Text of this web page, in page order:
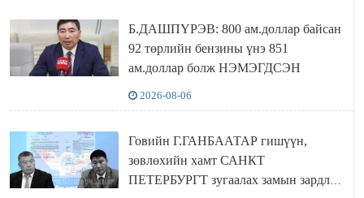
Б.ДАШПҮРЭВ: 800 ам.доллар байсан
92 төрлийн бензины үнэ 851
ам.доллар болж НЭМЭГДСЭН
2026-08-06
Говийн Г.ГАНБААТАР гишүүн,
зөвлөхийн хамт САНКТ
ПЕТЕРБУРГТ зугаалах замын зардлаа